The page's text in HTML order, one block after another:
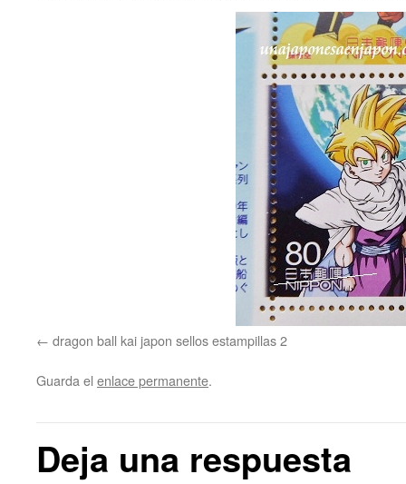
dragon ball kai japon sellos estampillas 2
Guarda el enlace permanente.
Deja una respuesta